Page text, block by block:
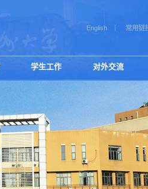
English 常用链
学生工作 对外交流